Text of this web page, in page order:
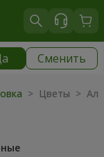
Сменить
|бесплатно
> Цветы >